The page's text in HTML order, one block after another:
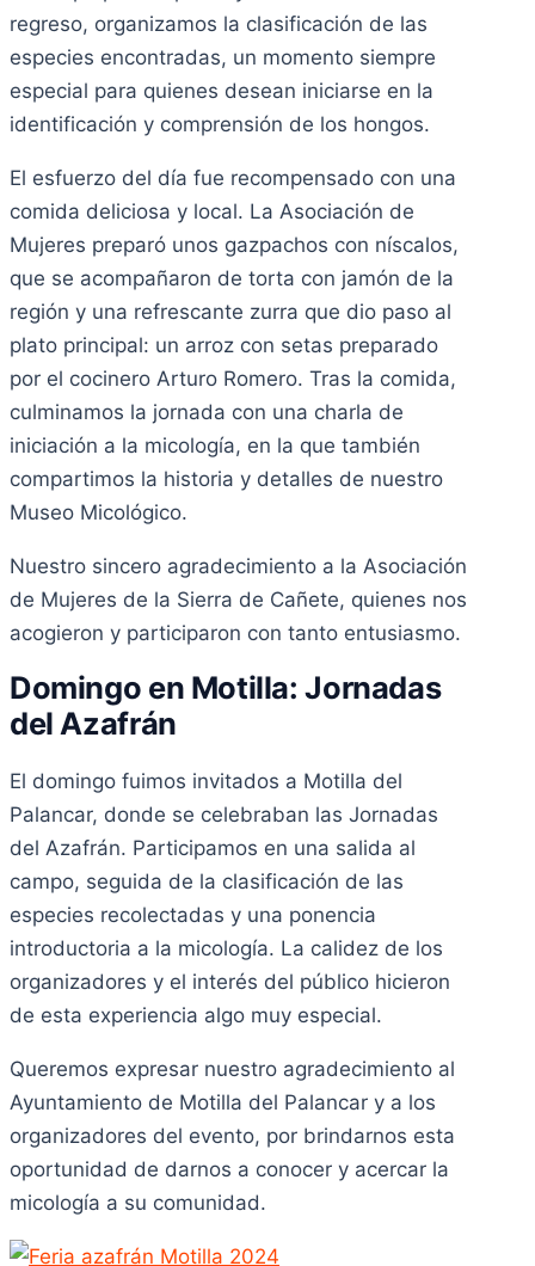
regreso, organizamos la clasificación de las
especies encontradas, un momento siempre
especial para quienes desean iniciarse en la
identificación y comprensión de los hongos.
El esfuerzo del día fue recompensado con una
comida deliciosa y local. La Asociación de
Mujeres preparó unos gazpachos con níscalos,
que se acompañaron de torta con jamón de la
región y una refrescante zurra que dio paso al
plato principal: un arroz con setas preparado
por el cocinero Arturo Romero. Tras la comida,
culminamos la jornada con una charla de
iniciación a la micología, en la que también
compartimos la historia y detalles de nuestro
Museo Micológico.
Nuestro sincero agradecimiento a la Asociación
de Mujeres de la Sierra de Cañete, quienes nos
acogieron y participaron con tanto entusiasmo.
Domingo en Motilla: Jornadas
del Azafrán
El domingo fuimos invitados a Motilla del
Palancar, donde se celebraban las Jornadas
del Azafrán. Participamos en una salida al
campo, seguida de la clasificación de las
especies recolectadas y una ponencia
introductoria a la micología. La calidez de los
organizadores y el interés del público hicieron
de esta experiencia algo muy especial.
Queremos expresar nuestro agradecimiento al
Ayuntamiento de Motilla del Palancar y a los
organizadores del evento, por brindarnos esta
oportunidad de darnos a conocer y acercar la
micología a su comunidad.